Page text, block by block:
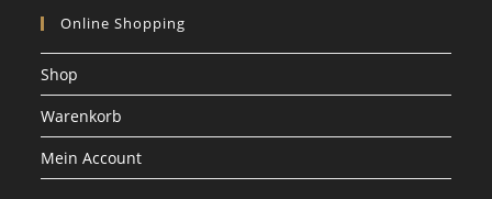
Online Shopping
Shop
Warenkorb
Mein Account